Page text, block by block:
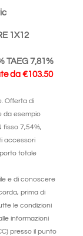
1X12
TAEG 7,81%
da €103.50
Offerta di
da esempio
fisso 7,54%,
accessori
totale
e di conoscere
prima di
le condizioni
informazioni
presso il punto